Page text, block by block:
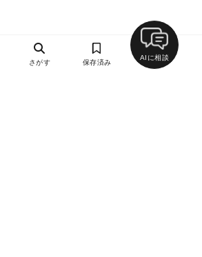
さがす 保存済み
AIに相談